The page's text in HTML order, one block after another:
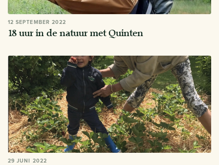
12 SEPTEMBER 2022
18 uur in de natuur met Quinten
29 JUNI 2022